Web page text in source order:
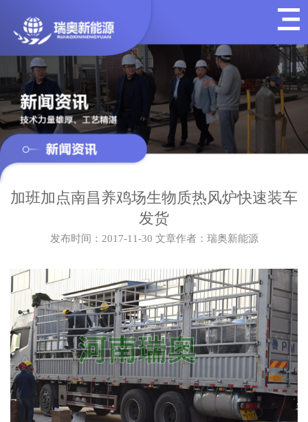
加班加点南昌养鸡场生物质热风炉快速装车
发货
发布时间：2017-11-30 文章作者：瑞奥新能源